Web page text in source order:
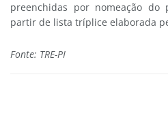
preenchidas por nomeação do
partir de lista tríplice elaborada
Fonte: TRE-PI